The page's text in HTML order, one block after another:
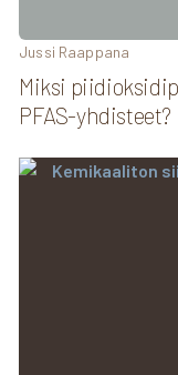
Miksi
PFAS-yhdisteet?
Jussi Raappana